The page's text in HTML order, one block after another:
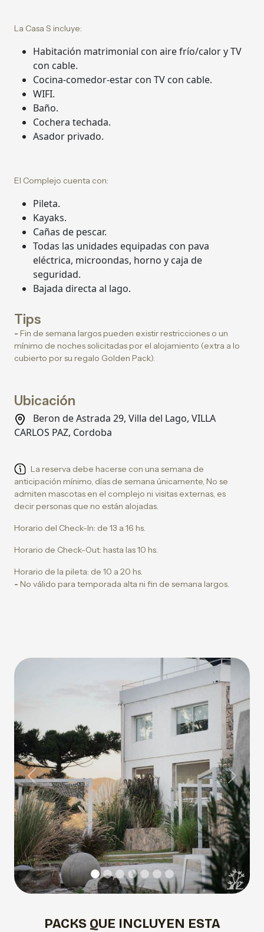
La Casa S incluye:
Habitación matrimonial con aire frío/calor y TV
con cable.
Cocina-comedor-estar con TV con cable.
WIFI.
Baño.
Cochera techada.
Asador privado.
El Complejo cuenta con:
Pileta.
Kayaks.
Cañas de pescar.
Todas las unidades equipadas con pava
eléctrica, microondas, horno y caja de
seguridad.
Bajada directa al lago.
Tips
- Fin de semana largos pueden existir restricciones o un
mínimo de noches solicitadas por el alojamiento (extra a lo
cubierto por su regalo Golden Pack).
Ubicación
Beron de Astrada 29, Villa del Lago, VILLA
CARLOS PAZ, Cordoba
La reserva debe hacerse con una semana de
anticipación mínimo, días de semana únicamente, No se
admiten mascotas en el complejo ni visitas externas, es
decir personas que no están alojadas.
Horario del Check-In: de 13 a 16 hs.
Horario de Check-Out: hasta las 10 hs.
Horario de la pileta: de 10 a 20 hs.
- No válido para temporada alta ni fin de semana largos.
Previous Next
PACKS QUE INCLUYEN ESTA